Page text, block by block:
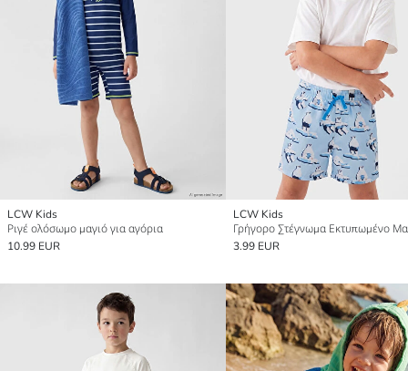
LCW Kids
Ριγέ ολόσωμο μαγιό για αγόρια
10.99 EUR
LCW Kids
3.99 EUR